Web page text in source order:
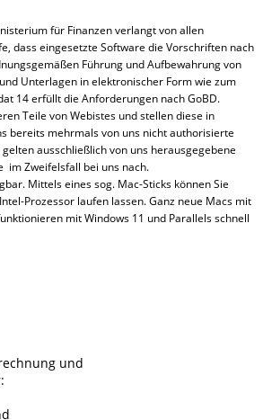
für Finanzen verlangt von allen
dass eingesetzte Software die Vorschriften nach
Führung und Aufbewahrung von
Unterlagen in elektronischer Form wie zum
14 erfüllt die Anforderungen nach GoBD.
Teile von Webistes und stellen diese in
bereits mehrmals von uns nicht authorisierte
ausschließlich von uns herausgegebene
im Zweifelsfall bei uns nach.
Mittels eines sog. Mac-Sticks können Sie
Prozessor laufen lassen. Ganz neue Macs mit
mit Windows 11 und Parallels schnell
und